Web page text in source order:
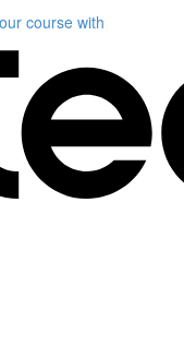
coursewith